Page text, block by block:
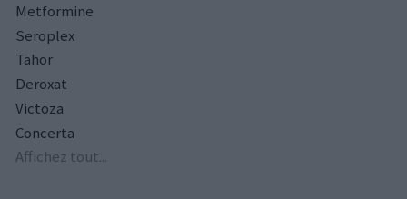
Metformine
Seroplex
Tahor
Deroxat
Victoza
Concerta
Affichez tout...